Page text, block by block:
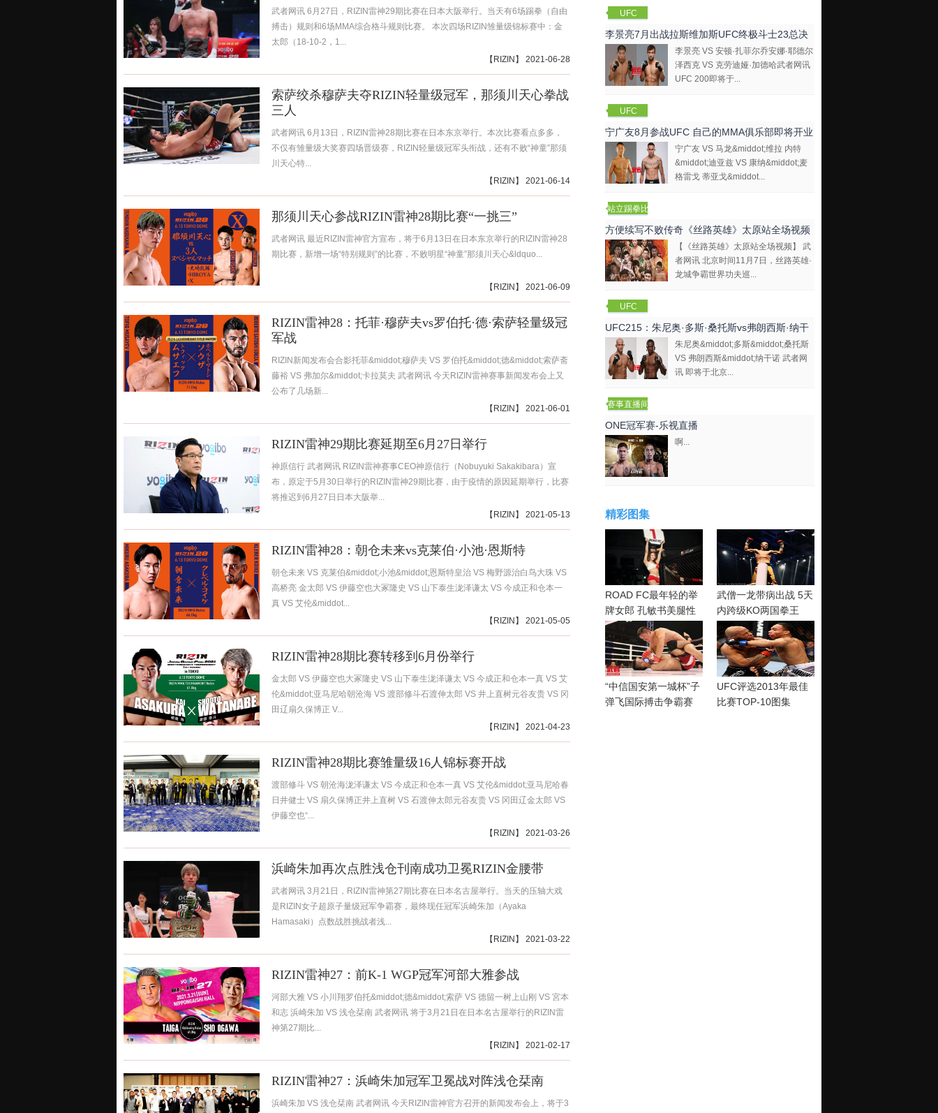
武者网讯 6月27日，RIZIN雷神29期比赛在日本大阪举行。当天有6场踢拳（自由
搏击）规则和6场MMA综合格斗规则比赛。 本次四场RIZIN雏量级锦标赛中：金
太郎（18-10-2，1...
【 RIZIN 】 2021-06-28
索萨绞杀穆萨夫夺RIZIN轻量级冠军，那须川天心拳战
三人
武者网讯 6月13日，RIZIN雷神28期比赛在日本东京举行。本次比赛看点多多，
不仅有雏量级大奖赛四场晋级赛，RIZIN轻量级冠军头衔战，还有不败“神童”那须
川天心特...
【 RIZIN 】 2021-06-14
那须川天心参战RIZIN雷神28期比赛“一挑三”
武者网讯 最近RIZIN雷神官方宣布，将于6月13日在日本东京举行的RIZIN雷神28
期比赛，新增一场“特别规则”的比赛，不败明星“神童”那须川天心&ldquo...
【 RIZIN 】 2021-06-09
RIZIN雷神28：托菲·穆萨夫vs罗伯托·德·索萨轻量级冠
军战
RIZIN新闻发布会合影托菲&middot;穆萨夫 VS 罗伯托&middot;德&middot;索萨斋
藤裕 VS 弗加尔&middot;卡拉莫夫 武者网讯 今天RIZIN雷神赛事新闻发布会上又
公布了几场新...
【 RIZIN 】 2021-06-01
RIZIN雷神29期比赛延期至6月27日举行
神原信行 武者网讯 RIZIN雷神赛事CEO神原信行（Nobuyuki Sakakibara）宣
布，原定于5月30日举行的RIZIN雷神29期比赛，由于疫情的原因延期举行，比赛
将推迟到6月27日日本大阪举...
【 RIZIN 】 2021-05-13
RIZIN雷神28：朝仓未来vs克莱伯·小池·恩斯特
朝仓未来 VS 克莱伯&middot;小池&middot;恩斯特皇治 VS 梅野源治白鸟大珠 VS
高桥亮 金太郎 VS 伊藤空也大冢隆史 VS 山下泰生泷泽谦太 VS 今成正和仓本一
真 VS 艾伦&middot...
【 RIZIN 】 2021-05-05
RIZIN雷神28期比赛转移到6月份举行
金太郎 VS 伊藤空也大冢隆史 VS 山下泰生泷泽谦太 VS 今成正和仓本一真 VS 艾
伦&middot;亚马尼哈朝沧海 VS 渡部修斗石渡伸太郎 VS 井上直树元谷友贵 VS 冈
田辽扇久保博正 V...
【 RIZIN 】 2021-04-23
RIZIN雷神28期比赛雏量级16人锦标赛开战
渡部修斗 VS 朝沧海泷泽谦太 VS 今成正和仓本一真 VS 艾伦&middot;亚马尼哈春
日井健士 VS 扇久保博正井上直树 VS 石渡伸太郎元谷友贵 VS 冈田辽金太郎 VS
伊藤空也“...
【 RIZIN 】 2021-03-26
浜崎朱加再次点胜浅仓刊南成功卫冕RIZIN金腰带
武者网讯 3月21日，RIZIN雷神第27期比赛在日本名古屋举行。当天的压轴大戏
是RIZIN女子超原子量级冠军争霸赛，最终现任冠军浜崎朱加（Ayaka
Hamasaki）点数战胜挑战者浅...
【 RIZIN 】 2021-03-22
RIZIN雷神27：前K-1 WGP冠军河部大雅参战
河部大雅 VS 小川翔罗伯托&middot;德&middot;索萨 VS 德留一树上山刚 VS 宮本
和志 浜崎朱加 VS 浅仓栞南 武者网讯 将于3月21日在日本名古屋举行的RIZIN雷
神第27期比...
【 RIZIN 】 2021-02-17
RIZIN雷神27：浜崎朱加冠军卫冕战对阵浅仓栞南
浜崎朱加 VS 浅仓栞南 武者网讯 今天RIZIN雷神官方召开的新闻发布会上，将于3
UFC
李景亮7月出战拉斯维加斯UFC终极斗士23总决
李景亮 VS 安顿·扎菲尔乔安娜·耶德尔
泽西克 VS 克劳迪娅·加德哈武者网讯
UFC 200即将于...
UFC
宁广友8月参战UFC 自己的MMA俱乐部即将开业
宁广友 VS 马龙&middot;维拉 内特
&middot;迪亚兹 VS 康纳&middot;麦
格雷戈 蒂亚戈&middot...
站立踢拳比
赛视频
方便续写不败传奇《丝路英雄》太原站全场视频
【《丝路英雄》太原站全场视频】 武
者网讯 北京时间11月7日，丝路英雄·
龙城争霸世界功夫巡...
UFC
UFC215：朱尼奥·多斯·桑托斯vs弗朗西斯·纳干
朱尼奥&middot;多斯&middot;桑托斯
VS 弗朗西斯&middot;纳干诺 武者网
讯 即将于北京...
赛事直播间
ONE冠军赛-乐视直播
啊...
精彩图集
ROAD FC最年轻的举
牌女郎 孔敏书美腿性
感眼神清纯
武僧一龙带病出战 5天
内跨级KO两国拳王
“中信国安第一城杯”子
弹飞国际搏击争霸赛
UFC评选2013年最佳
比赛TOP-10图集